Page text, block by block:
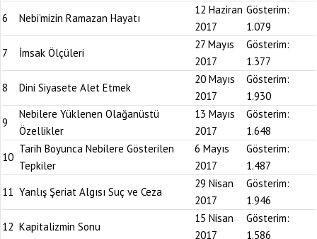
6 Nebi’mizin Ramazan Hayatı
12 Haziran
2017
Gösterim:
1.079
7
İmsak Ölçüleri
27 Mayıs
2017
Gösterim:
1.377
8
Dini Siyasete Alet Etmek
20 Mayıs
2017
Gösterim:
1.930
9
Nebilere Yüklenen Olağanüstü
Özellikler
13 Mayıs
2017
Gösterim:
1.648
10
Tarih Boyunca Nebilere Gösterilen
Tepkiler
6 Mayıs
2017
Gösterim:
1.487
11 Yanlış Şeriat Algısı Suç ve Ceza
29 Nisan
2017
Gösterim:
1.946
12 Kapitalizmin Sonu
15 Nisan
2017
Gösterim:
1.586